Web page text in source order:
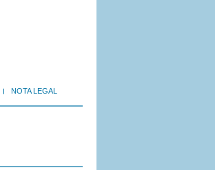
NOTA LEGAL